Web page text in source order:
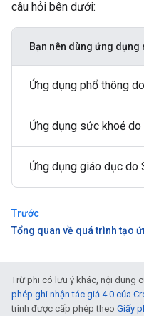
câu hỏi bên dưới:
Bạn nên dùng ứng dụng
Ứng dụng phổ thông
Ứng dụng sức khoẻ do
Ứng dụng giáo dục do
Trước
Tổng quan về quá trình tạo
Trừ phi có lưu ý khác, nội dung
phép ghi nhận tác giả 4.0 của
trình được cấp phép theo Giấy